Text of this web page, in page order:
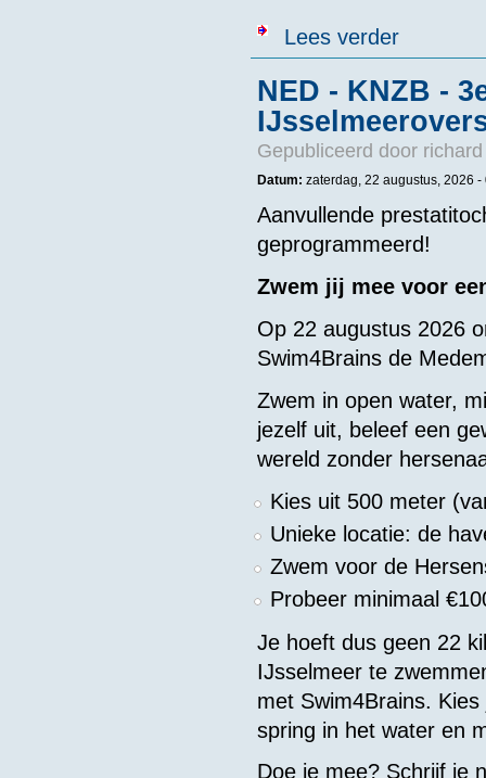
Lees verderover Toezicht
NED - KNZB -
Gepubliceerd door
Datum: zaterdag, 22 augustus, 2026 -
Aanvullende
geprogrammeerd!
Zwem jij mee voor
Op 22 augustus 2026
Swim4Brains de
Zwem in open water,
jezelf uit, beleef een
wereld zonder
Kies uit 500 meter
Unieke locatie: de
Zwem voor de
Probeer minimaal
Je hoeft dus geen 22
IJsselmeer te
met Swim4Brains.
spring in het water en
Doe je mee? Schrijf je